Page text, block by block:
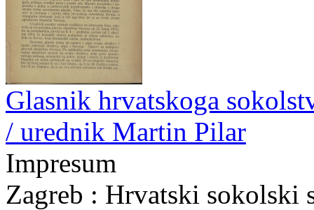
Glasnik hrvatskoga
/ urednik Martin Pilar
Impresum
Zagreb : Hrvatski sokolski